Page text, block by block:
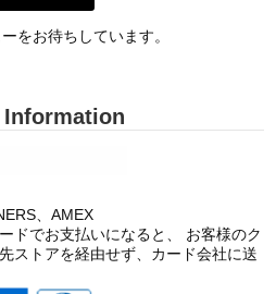
をお待ちしています。
、AMEX
ドでお支払いになると、 お客様のク
ストアを経由せず、カード会社に送